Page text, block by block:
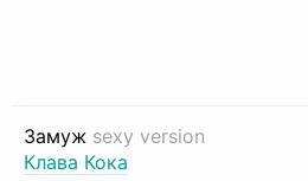
Замуж sexy version
Клава Кока